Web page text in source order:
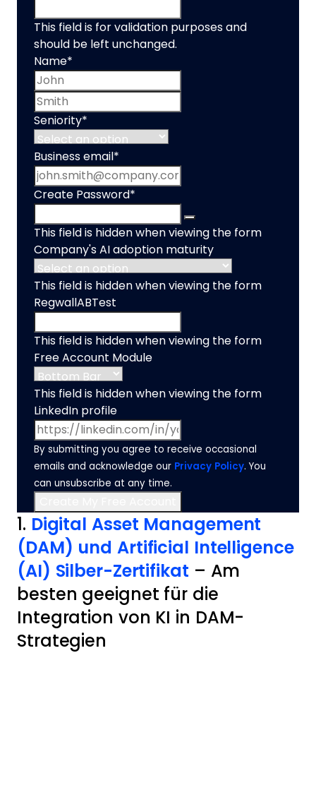
This field is for validation purposes and
should be left unchanged.
Name*
Seniority*
Business email *
Create Password*
This field is hidden when viewing the form
Company's AI adoption maturity
This field is hidden when viewing the form
RegwallABTest
This field is hidden when viewing the form
Free Account Module
This field is hidden when viewing the form
LinkedIn profile
By submitting you agree to receive occasional
emails and acknowledge our Privacy Policy. You
can unsubscribe at any time.
1. Digital Asset Management
(DAM) und Artificial Intelligence
(AI) Silber-Zertifikat – Am
besten geeignet für die
Integration von KI in DAM-
Strategien